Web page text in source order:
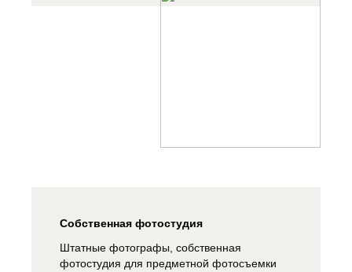
Собственная фотостудия
Штатные фотографы, собственная
фотостудия для предметной фотосъемки